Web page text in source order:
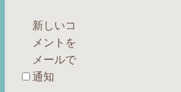
新しいコ
メントを
メールで
通知